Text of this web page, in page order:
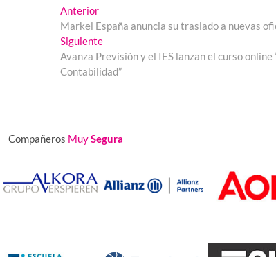
Navegación
de
entradas
AnteriorEntrada
anterior:
Markel España anuncia su traslado a nuevas
SiguienteEntrada
siguiente:
Avanza Previsión y el IES lanzan el curso
Contabilidad”
Compañeros MuySegura